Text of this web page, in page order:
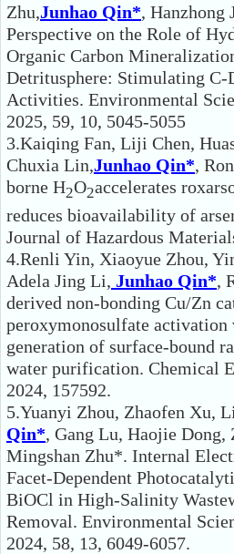
Zhu,Junhao Qin*, Hanzhong
Perspective on the Role of
Organic Carbon
Detritusphere: Stimulating C-
Activities. Environmental
2025, 59, 10, 5045-5055
3.Kaiqing Fan, Liji Chen,
Chuxia Lin,Junhao Qin*,
borne H2O2accelerates
reduces bioavailability of
Journal of Hazardous
4.Renli Yin, Xiaoyue Zhou,
Adela Jing Li, Junhao Qin*,
derived non-bonding Cu/Zn
peroxymonosulfate activation
generation of surface-bound
water purification. Chemical
2024, 157592.
5.Yuanyi Zhou, Zhaofen Xu,
Qin*, Gang Lu, Haojie Dong,
Mingshan Zhu*. Internal
Facet-Dependent
BiOCl in High-Salinity
Removal. Environmental
2024, 58, 13, 6049-6057.